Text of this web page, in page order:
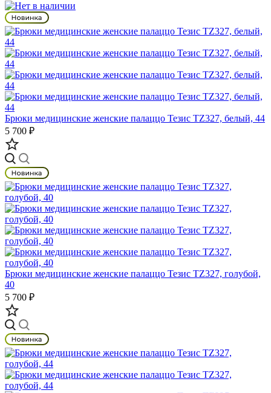
Брюки медицинские женские палаццо Тезис TZ327, белый, 44
5 700 ₽
Брюки медицинские женские палаццо Тезис TZ327, голубой,
40
5 700 ₽